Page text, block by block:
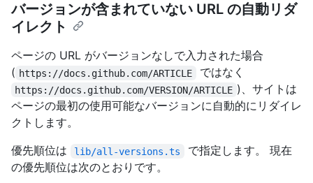
バージョンが含まれていない URL の自動リダ
イレクト
ページの URL がバージョンなしで入力された場合
( https://docs.github.com/ARTICLE ではなく
https://docs.github.com/VERSION/ARTICLE )、サイトは
ページの最初の使用可能なバージョンに自動的にリダイレ
クトします。
優先順位は
lib/all-versions.ts
で指定します。 現在
の優先順位は次のとおりです。